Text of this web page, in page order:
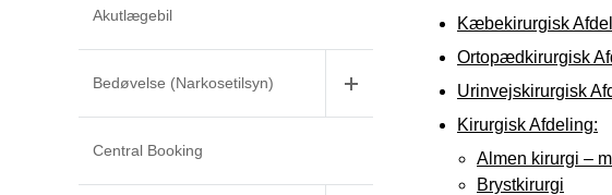
Akutlægebil
Bedøvelse (Narkosetilsyn)
Central Booking
Kæbekirurgisk
Ortopædkirurgisk
Urinvejskirurgisk
Kirurgisk Afdeling:
Almen kirurgi –
Brystkirurgi